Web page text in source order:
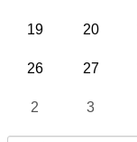
19 20
26 27
2 3